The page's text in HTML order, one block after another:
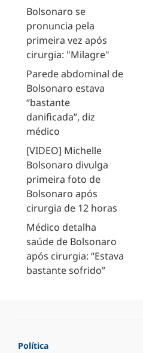
Bolsonaro se
pronuncia pela
primeira vez após
cirurgia: "Milagre"
Parede abdominal de
Bolsonaro estava
“bastante
danificada”, diz
médico
[VIDEO] Michelle
Bolsonaro divulga
primeira foto de
Bolsonaro após
cirurgia de 12 horas
Médico detalha
saúde de Bolsonaro
após cirurgia: “Estava
bastante sofrido”
Política